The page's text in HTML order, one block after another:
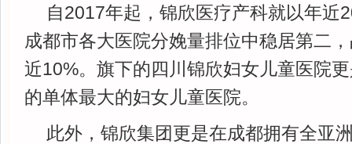
自2017年起，锦欣医疗产科就以年近
成都市各大医院分娩量排位中稳居第二
近10%。旗下的四川锦欣妇女儿童医院
的单体最大的妇女儿童医院。
此外，锦欣集团更是在成都拥有全亚